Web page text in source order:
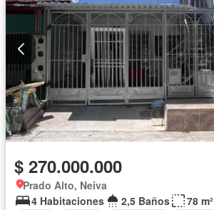
$ 270.000.000
Prado Alto, Neiva
4 Habitaciones
2,5 Baños
78 m²